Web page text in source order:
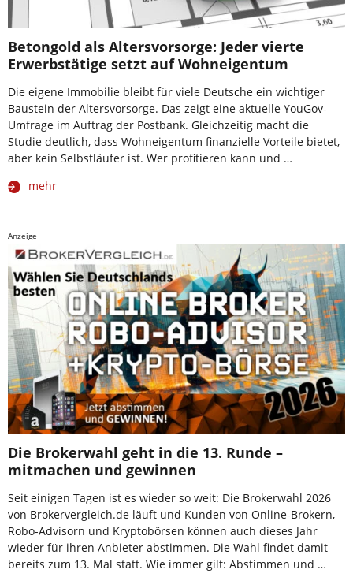
Betongold als Altersvorsorge: Jeder vierte
Erwerbstätige setzt auf Wohneigentum
Die eigene Immobilie bleibt für viele Deutsche ein wichtiger
Baustein der Altersvorsorge. Das zeigt eine aktuelle YouGov-
Umfrage im Auftrag der Postbank. Gleichzeitig macht die
Studie deutlich, dass Wohneigentum finanzielle Vorteile bietet,
aber kein Selbstläufer ist. Wer profitieren kann und …
mehr
Anzeige
Die Brokerwahl geht in die 13. Runde –
mitmachen und gewinnen
Seit einigen Tagen ist es wieder so weit: Die Brokerwahl 2026
von Brokervergleich.de läuft und Kunden von Online-Brokern,
Robo-Advisorn und Kryptobörsen können auch dieses Jahr
wieder für ihren Anbieter abstimmen. Die Wahl findet damit
bereits zum 13. Mal statt. Wie immer gilt: Abstimmen und …